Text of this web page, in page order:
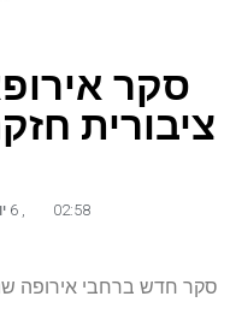
סקר
ציבורית
02:58
סקר חדש ברחבי אירופה